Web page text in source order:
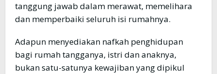
tanggung jawab dalam merawat, memelihara
dan memperbaiki seluruh isi rumahnya.
Adapun menyediakan nafkah penghidupan
bagi rumah tangganya, istri dan anaknya,
bukan satu-satunya kewajiban yang dipikul